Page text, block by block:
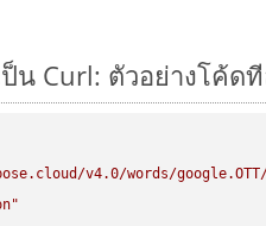
ป็น Curl: ตัวอย่างโค้
v4.0/words/google.OTT/